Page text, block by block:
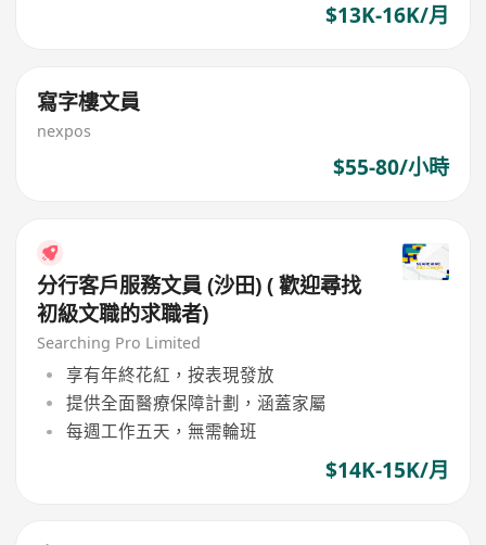
$13K-16K/月
寫字樓文員
nexpos
$55-80/小時
分行客戶服務文員 (沙田) ( 歡迎尋找
初級文職的求職者)
Searching Pro Limited
享有年終花紅，按表現發放
提供全面醫療保障計劃，涵蓋家屬
每週工作五天，無需輪班
$14K-15K/月